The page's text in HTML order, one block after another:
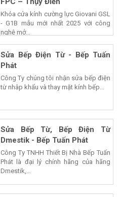
Khóa cửa kính cường lực Giovani GSL
- G1B mẫu mới nhất 2025 với công
nghệ mở...
Sửa Bếp Điện Từ - Bếp Tuấn
Phát
Công Ty chúng tôi nhận sửa bếp điện
từ nhâp khẩu và thay mặt kính bếp...
Sửa Bếp Từ, Bếp Điện Từ
Dmestik - Bếp Tuấn Phát
Công Ty TNHH Thiết Bị Nhà Bếp Tuấn
Phát là đại lý chính hãng của hãng
Dmestik,...